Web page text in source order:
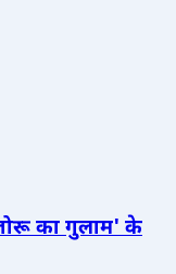
का गुलाम' के